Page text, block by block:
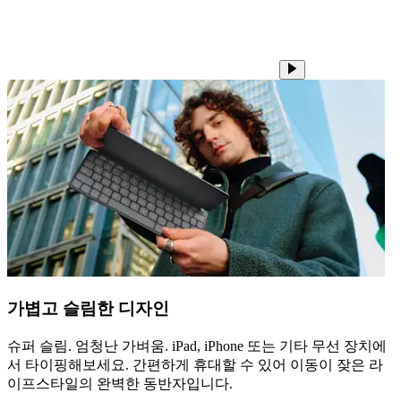
가볍고 슬림한 디자인
슈퍼 슬림. 엄청난 가벼움. iPad, iPhone 또는 기타 무선 장치에
서 타이핑해보세요. 간편하게 휴대할 수 있어 이동이 잦은 라
이프스타일의 완벽한 동반자입니다.